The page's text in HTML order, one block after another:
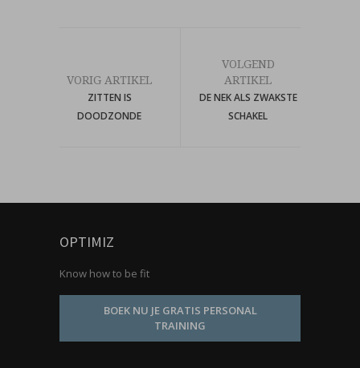
VORIG ARTIKEL
ZITTEN IS
DOODZONDE
VOLGEND
ARTIKEL
DE NEK ALS ZWAKSTE
SCHAKEL
OPTIMIZ
Know how to be fit
BOEK NU JE GRATIS PERSONAL
TRAINING